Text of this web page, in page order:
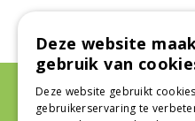
Deze website
gebruik van
Deze website gebruikt
gebruikerservaring te